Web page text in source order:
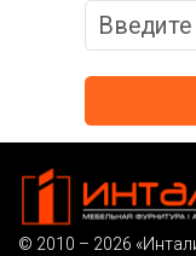
© 2010 – 2026